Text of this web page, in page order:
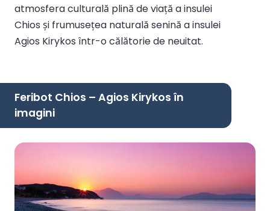
atmosfera culturală plină de viață a insulei
Chios și frumusețea naturală senină a insulei
Agios Kirykos într-o călătorie de neuitat.
Feribot Chios – Agios Kirykos în
imagini